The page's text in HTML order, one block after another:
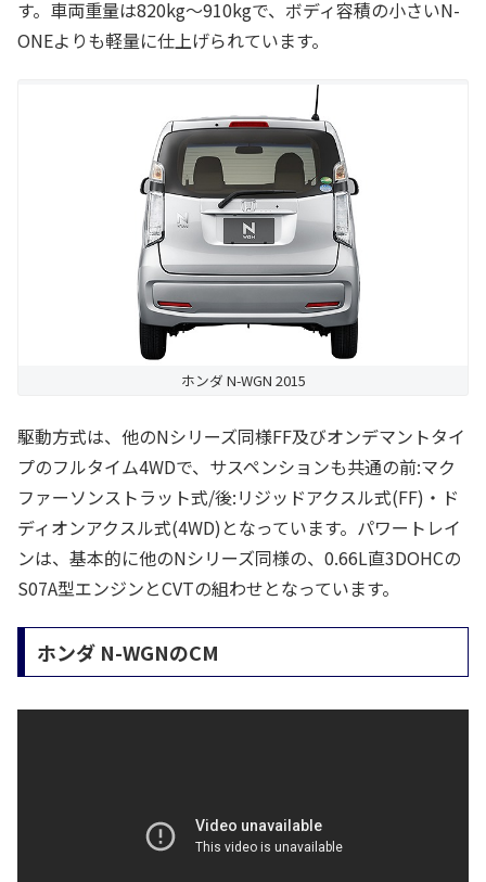
す。車両重量は820kg～910kgで、ボディ容積の小さいN-
ONEよりも軽量に仕上げられています。
ホンダ N-WGN 2015
駆動方式は、他のNシリーズ同様FF及びオンデマントタイ
プのフルタイム4WDで、サスペンションも共通の前:マク
ファーソンストラット式/後:リジッドアクスル式(FF)・ド
ディオンアクスル式(4WD)となっています。パワートレイ
ンは、基本的に他のNシリーズ同様の、0.66L直3DOHCの
S07A型エンジンとCVTの組わせとなっています。
ホンダ N-WGNのCM